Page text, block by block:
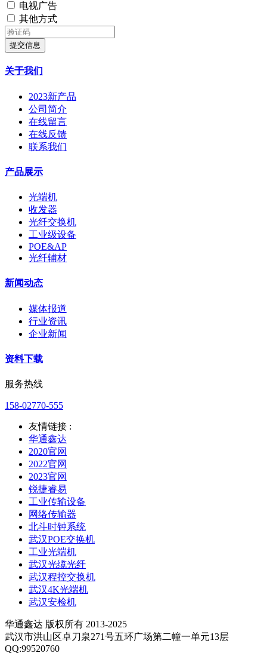
电视广告
其他方式
提交信息
关于我们
2023新产品
公司简介
在线留言
在线反馈
联系我们
产品展示
光端机
收发器
光纤交换机
工业级设备
POE&AP
光纤辅材
新闻动态
媒体报道
行业资讯
企业新闻
资料下载
服务热线
158-02770-555
友情链接 :
华通鑫达
2020官网
2022官网
2023官网
锐捷睿易
工业传输设备
网络传输器
北斗时钟系统
武汉POE交换机
工业光端机
武汉光缆光纤
武汉程控交换机
武汉4K光端机
武汉安检机
华通鑫达 版权所有 2013-2025
武汉市洪山区卓刀泉271号五环广场第二幢一单元13层
QQ:99520760